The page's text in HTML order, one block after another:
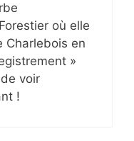
où elle
Charlebois en
»
voir
!